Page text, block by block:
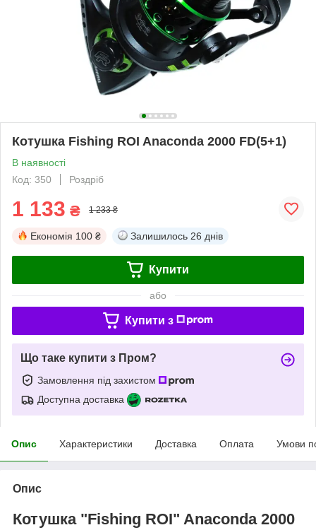
Котушка Fishing ROI Anaconda 2000 FD(5+1)
В наявності
Код: 350
Роздріб
1 133 ₴ 1 233 ₴
Економія 100 ₴ Залишилось 26 днів
Купити
або
Купити з
Що таке купити з Пром?
Замовлення під захистом
Доступна доставка
Опис Характеристики Доставка Оплата Умови
Опис
Котушка "Fishing ROI" Anaconda 2000